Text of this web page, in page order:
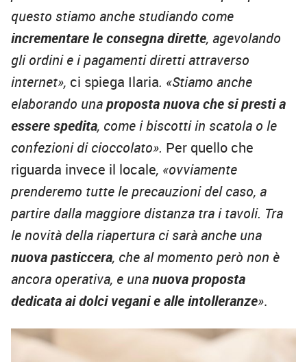
questo stiamo anche studiando come
incrementare le consegna dirette, agevolando
gli ordini e i pagamenti diretti attraverso
internet», ci spiega Ilaria. «Stiamo anche
elaborando unaproposta nuova che si presti a
essere spedita, come i biscotti in scatola o le
confezioni di cioccolato». Per quello che
riguarda invece il locale, «ovviamente
prenderemo tutte le precauzioni del caso, a
partire dalla maggiore distanza tra i tavoli. Tra
le novità della riapertura ci sarà anche una
nuova pasticcera, che al momento però non è
ancora operativa, e unanuova proposta
dedicata ai dolci vegani e alle intolleranze».